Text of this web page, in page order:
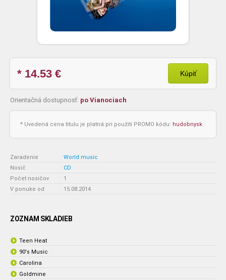
* 14.53 € Kúpiť
Orientačná dostupnosť: po Vianociach
* Uvedená cena titulu je platná pri použití PROMO kódu: hudobnysk
Zaradenie : World music
Nosič
: CD
Počet nosičov
: 1
V ponuke od
: 15.08.2014
ZOZNAM SKLADIEB
Teen Heat
90's Music
Carolina
Goldmine